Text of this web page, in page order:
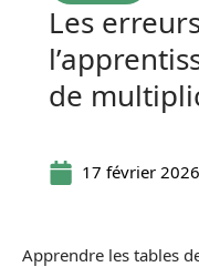
Les
de
17 février 2026
Apprendre les tables